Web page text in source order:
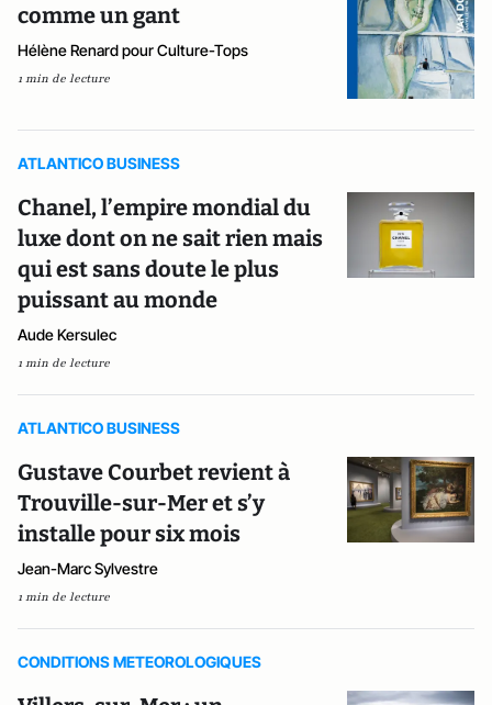
comme un gant
Hélène Renard pour Culture-Tops
1 min de lecture
ATLANTICO BUSINESS
Chanel, l’empire mondial du
luxe dont on ne sait rien mais
qui est sans doute le plus
puissant au monde
Aude Kersulec
1 min de lecture
ATLANTICO BUSINESS
Gustave Courbet revient à
Trouville-sur-Mer et s’y
installe pour six mois
Jean-Marc Sylvestre
1 min de lecture
CONDITIONS METEOROLOGIQUES